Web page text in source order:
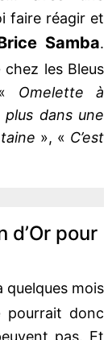
faire réagir et
Samba.
chez les Bleus
Omelette à
plus dans une
», « C’est
d’Or pour
quelques mois
pourrait donc
pas. Et